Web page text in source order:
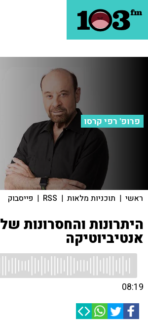
פרופ' רפי קרסו
ראשי | תוכניות מלאות |
RSS
| פייסבוק
היתרונות והחסרונות של
אנטיביוטיקה
08:19